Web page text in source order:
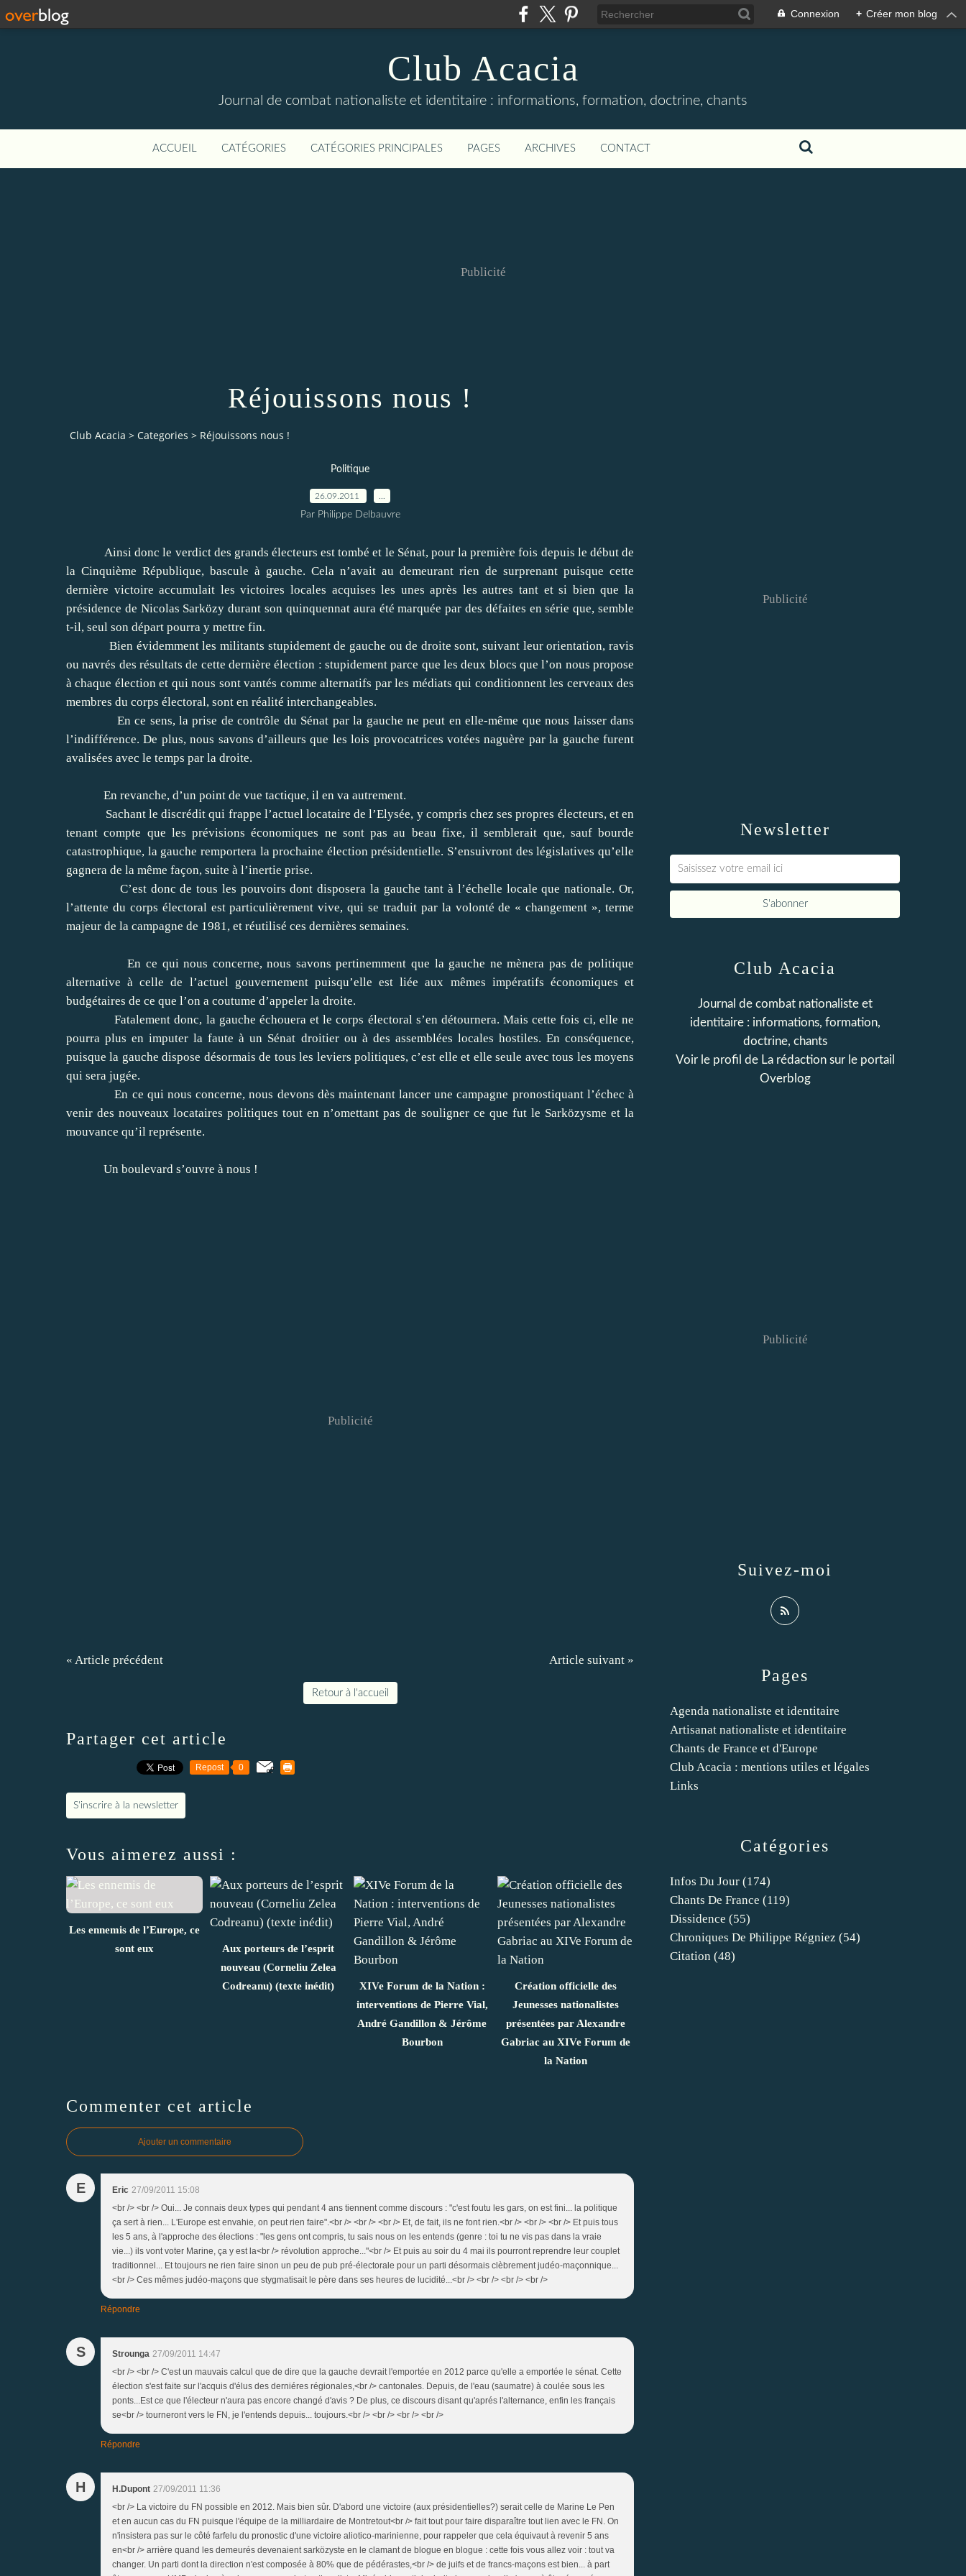
Connexion + Créer mon blog
Club Acacia
Journal de combat nationaliste et identitaire : informations, formation, doctrine, chants
ACCUEIL CATÉGORIES CATÉGORIES PRINCIPALES PAGES ARCHIVES CONTACT
Publicité
Réjouissons nous !
Club Acacia > Categories > Réjouissons nous !
Politique
26.09.2011
Par Philippe Delbauvre
Ainsi donc le verdict des grands électeurs est tombé et le Sénat, pour la première fois depuis le début de
la Cinquième République, bascule à gauche. Cela n’avait au demeurant rien de surprenant puisque cette
dernière victoire accumulait les victoires locales acquises les unes après les autres tant et si bien que la
présidence de Nicolas Sarközy durant son quinquennat aura été marquée par des défaites en série que, semble
t-il, seul son départ pourra y mettre fin.
Bien évidemment les militants stupidement de gauche ou de droite sont, suivant leur orientation, ravis
ou navrés des résultats de cette dernière élection : stupidement parce que les deux blocs que l’on nous propose
à chaque élection et qui nous sont vantés comme alternatifs par les médiats qui conditionnent les cerveaux des
membres du corps électoral, sont en réalité interchangeables.
En ce sens, la prise de contrôle du Sénat par la gauche ne peut en elle-même que nous laisser dans
l’indifférence. De plus, nous savons d’ailleurs que les lois provocatrices votées naguère par la gauche furent
avalisées avec le temps par la droite.
En revanche, d’un point de vue tactique, il en va autrement.
Sachant le discrédit qui frappe l’actuel locataire de l’Elysée, y compris chez ses propres électeurs, et en
tenant compte que les prévisions économiques ne sont pas au beau fixe, il semblerait que, sauf bourde
catastrophique, la gauche remportera la prochaine élection présidentielle. S’ensuivront des législatives qu’elle
gagnera de la même façon, suite à l’inertie prise.
C’est donc de tous les pouvoirs dont disposera la gauche tant à l’échelle locale que nationale. Or,
l’attente du corps électoral est particulièrement vive, qui se traduit par la volonté de « changement », terme
majeur de la campagne de 1981, et réutilisé ces dernières semaines.
En ce qui nous concerne, nous savons pertinemment que la gauche ne mènera pas de politique
alternative à celle de l’actuel gouvernement puisqu’elle est liée aux mêmes impératifs économiques et
budgétaires de ce que l’on a coutume d’appeler la droite.
Fatalement donc, la gauche échouera et le corps électoral s’en détournera. Mais cette fois ci, elle ne
pourra plus en imputer la faute à un Sénat droitier ou à des assemblées locales hostiles. En conséquence,
puisque la gauche dispose désormais de tous les leviers politiques, c’est elle et elle seule avec tous les moyens
qui sera jugée.
En ce qui nous concerne, nous devons dès maintenant lancer une campagne pronostiquant l’échec à
venir des nouveaux locataires politiques tout en n’omettant pas de souligner ce que fut le Sarközysme et la
mouvance qu’il représente.
Un boulevard s’ouvre à nous !
Publicité
« Article précédent Article suivant »
Retour à l'accueil
Partager cet article
Repost 0
S'inscrire à la newsletter
Vous aimerez aussi :
Les ennemis de l’Europe, ce
sont eux
Aux porteurs de l’esprit
nouveau (Corneliu Zelea
Codreanu) (texte inédit)
XIVe Forum de la Nation :
interventions de Pierre Vial,
André Gandillon & Jérôme
Bourbon
Création officielle des
Jeunesses nationalistes
présentées par Alexandre
Gabriac au XIVe Forum de
la Nation
Commenter cet article
Ajouter un commentaire
E Eric 27/09/2011 15:08
<br /> <br /> Oui... Je connais deux types qui pendant 4 ans tiennent comme discours : "c'est foutu les gars, on est fini... la politique
ça sert à rien... L'Europe est envahie, on peut rien faire".<br /> <br /> <br /> Et, de fait, ils ne font rien.<br /> <br /> <br /> Et puis tous
les 5 ans, à l'approche des élections : "les gens ont compris, tu sais nous on les entends (genre : toi tu ne vis pas dans la vraie
vie...) ils vont voter Marine, ça y est la<br /> révolution approche..."<br /> Et puis au soir du 4 mai ils pourront reprendre leur couplet
traditionnel... Et toujours ne rien faire sinon un peu de pub pré-électorale pour un parti désormais clèbrement judéo-maçonnique...
<br /> Ces mêmes judéo-maçons que stygmatisait le père dans ses heures de lucidité...<br /> <br /> <br /> <br />
Répondre
S Strounga 27/09/2011 14:47
<br /> <br /> C'est un mauvais calcul que de dire que la gauche devrait l'emportée en 2012 parce qu'elle a emportée le sénat. Cette
élection s'est faite sur l'acquis d'élus des derniéres régionales,<br /> cantonales. Depuis, de l'eau (saumatre) à coulée sous les
ponts...Est ce que l'électeur n'aura pas encore changé d'avis ? De plus, ce discours disant qu'aprés l'alternance, enfin les français
se<br /> tourneront vers le FN, je l'entends depuis... toujours.<br /> <br /> <br /> <br />
Répondre
H H.Dupont 27/09/2011 11:36
<br /> La victoire du FN possible en 2012. Mais bien sûr. D'abord une victoire (aux présidentielles?) serait celle de Marine Le Pen
et en aucun cas du FN puisque l'équipe de la milliardaire de Montretout<br /> fait tout pour faire disparaître tout lien avec le FN. On
n'insistera pas sur le côté farfelu du pronostic d'une victoire aliotico-marinienne, pour rappeler que cela équivaut à revenir 5 ans
en<br /> arrière quand les demeurés devenaient sarközyste en le clamant de blogue en blogue : cette fois vous allez voir : tout va
changer. Un parti dont la direction n'est composée à 80% que de pédérastes,<br /> de juifs et de francs-maçons est bien... à part
Newsletter
Publicité
Catégories
Infos Du Jour (174)
Chants De France (119)
Dissidence (55)
Chroniques De Philippe Régniez (54)
Citation (48)
Pages
Agenda nationaliste et identitaire
Artisanat nationaliste et identitaire
Chants de France et d'Europe
Club Acacia : mentions utiles et légales
Links
Club Acacia
Journal de combat nationaliste et
identitaire : informations, formation,
doctrine, chants
Voir le profil de La rédactionsur le portail
Overblog
Suivez-moi
Publicité